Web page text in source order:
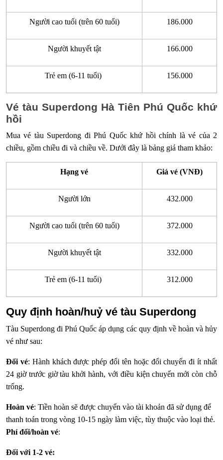
Người cao tuổi (trên 60 tuổi) 186.000
Người khuyết tật 166.000
Trẻ em (6-11 tuổi) 156.000
Vé tàu Superdong Hà Tiên Phú Quốc khứ
hồi
Mua vé tàu Superdong đi Phú Quốc khứ hồi chính là vé của 2
chiều, gồm chiều đi và chiều về. Dưới đây là bảng giá tham khảo:
Hạng vé Giá vé (VNĐ)
Người lớn 432.000
Người cao tuổi (trên 60 tuổi) 372.000
Người khuyết tật 332.000
Trẻ em (6-11 tuổi) 312.000
Quy định hoàn/huỷ vé tàu Superdong
Tàu Superdong đi Phú Quốc áp dụng các quy định về hoàn và hủy
vé như sau:
Đổi vé: Hành khách được phép đổi tên hoặc đổi chuyến đi ít nhất
24 giờ trước giờ tàu khởi hành, với điều kiện chuyến mới còn chỗ
trống.
Hoàn vé: Tiền hoàn sẽ được chuyển vào tài khoản đã sử dụng để
thanh toán trong vòng 10-15 ngày làm việc, tùy thuộc vào loại thẻ.
Phí đổi/hoàn vé:
Đối với 1-2 vé: